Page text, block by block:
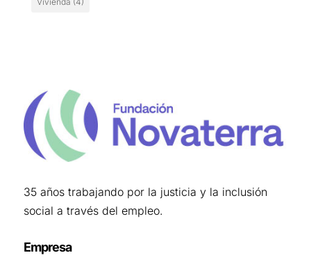
35 años trabajando por la justicia y la inclusión
social a través del empleo.
Empresa